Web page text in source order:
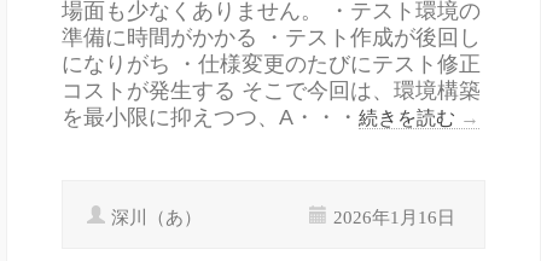
場面も少なくありません。 ・テスト環境の
準備に時間がかかる ・テスト作成が後回し
になりがち ・仕様変更のたびにテスト修正
コストが発生する そこで今回は、環境構築
を最小限に抑えつつ、A・・・ 続きを読む →
深川（あ） 2026年1月16日